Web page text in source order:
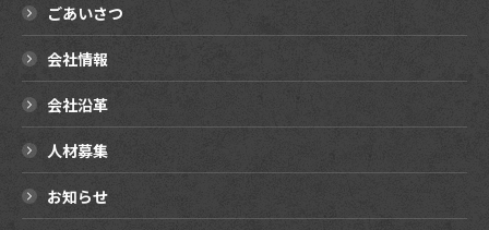
ごあいさつ
会社情報
会社沿革
人材募集
お知らせ